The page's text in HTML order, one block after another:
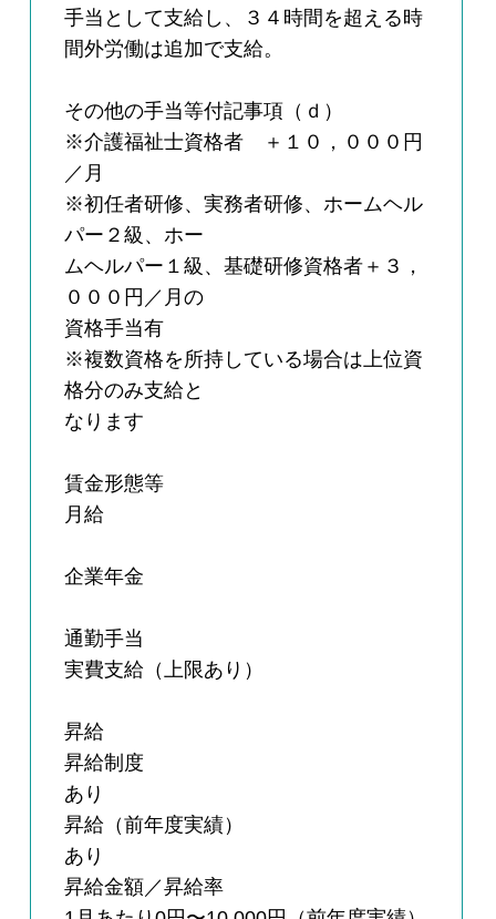
手当として支給し、３４時間を超える時
間外労働は追加で支給。
その他の手当等付記事項（ｄ）
※介護福祉士資格者 ＋１０，０００円
／月
※初任者研修、実務者研修、ホームヘル
パー２級、ホー
ムヘルパー１級、基礎研修資格者＋３，
０００円／月の
資格手当有
※複数資格を所持している場合は上位資
格分のみ支給と
なります
賃金形態等
月給
企業年金
通勤手当
実費支給（上限あり）
昇給
昇給制度
あり
昇給（前年度実績）
あり
昇給金額／昇給率